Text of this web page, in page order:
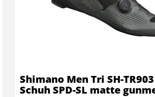
Shimano Men Tri SH-TR903
Schuh SPD-SL matte